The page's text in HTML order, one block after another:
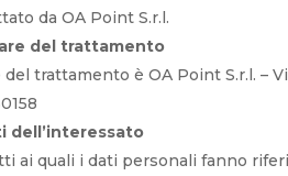
da OA Point S.r.l.
del trattamento
trattamento è OA Point S.r.l. –
dell’interessato
ai quali i dati personali fanno